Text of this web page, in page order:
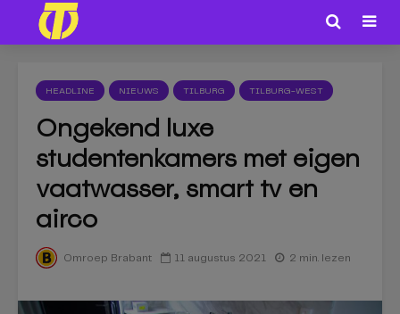
HEADLINE NIEUWS TILBURG TILBURG-WEST
Ongekend luxe
studentenkamers met eigen
vaatwasser, smart tv en
airco
Omroep Brabant 11 augustus 2021 2 min. lezen